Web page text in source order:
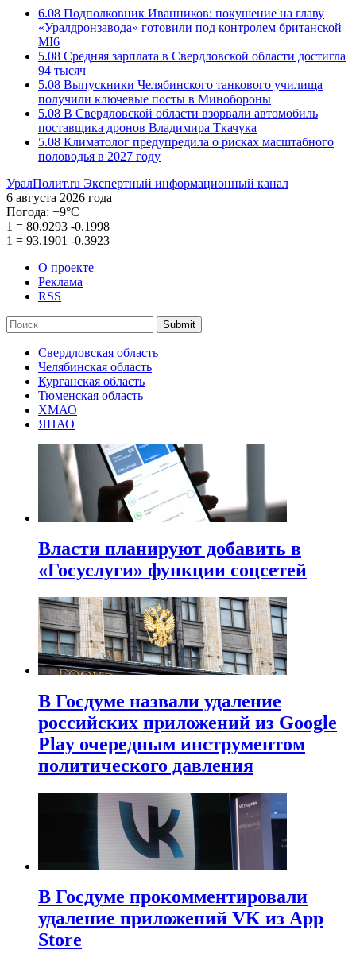
6.08 Подполковник Иванников: покушение на главу
«Уралдронзавода» готовили под контролем британской
MI6
5.08 Средняя зарплата в Свердловской области достигла
94 тысяч
5.08 Выпускники Челябинского танкового училища
получили ключевые посты в Минобороны
5.08 В Свердловской области взорвали автомобиль
поставщика дронов Владимира Ткачука
5.08 Климатолог предупредила о рисках масштабного
половодья в 2027 году
УралПолит.ru Экспертный информационный канал
6 августа 2026 года
Погода: +9°С
1 = 80.9293 -0.1998
1 = 93.1901 -0.3923
О проекте
Реклама
RSS
Submit
Свердловская область
Челябинская область
Курганская область
Тюменская область
ХМАО
ЯНАО
Власти планируют добавить в
«Госуслуги» функции соцсетей
В Госдуме назвали удаление
российских приложений из Google
Play очередным инструментом
политического давления
В Госдуме прокомментировали
удаление приложений VK из App
Store